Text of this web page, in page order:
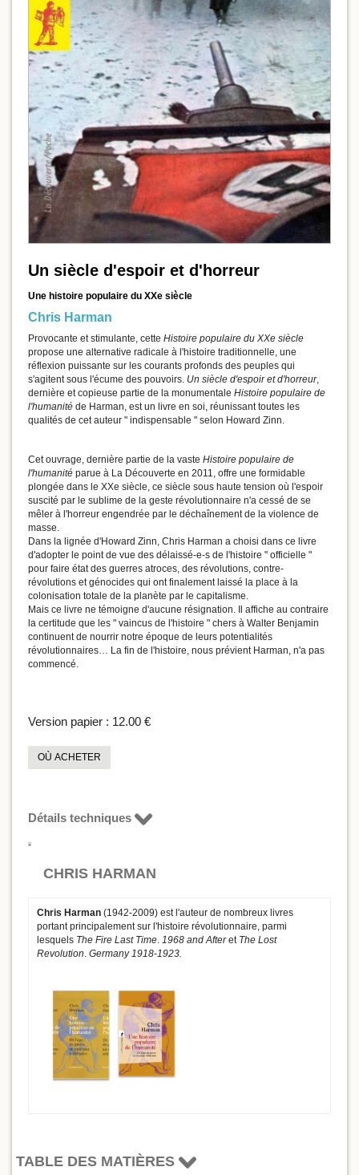
Un siècle d'espoir et d'horreur
Une histoire populaire du XXe siècle
Chris Harman
Provocante et stimulante, cette Histoire populaire du XXe siècle
propose une alternative radicale à l'histoire traditionnelle, une
réflexion puissante sur les courants profonds des peuples qui
s'agitent sous l'écume des pouvoirs. Un siècle d'espoir et d'horreur,
dernière et copieuse partie de la monumentale Histoire populaire de
l'humanité de Harman, est un livre en soi, réunissant toutes les
qualités de cet auteur " indispensable " selon Howard Zinn.
Cet ouvrage, dernière partie de la vaste Histoire populaire de
l'humanité parue à La Découverte en 2011, offre une formidable
plongée dans le XXe siècle, ce siècle sous haute tension où l'espoir
suscité par le sublime de la geste révolutionnaire n'a cessé de se
mêler à l'horreur engendrée par le déchaînement de la violence de
masse.
Dans la lignée d'Howard Zinn, Chris Harman a choisi dans ce livre
d'adopter le point de vue des délaissé-e-s de l'histoire " officielle "
pour faire état des guerres atroces, des révolutions, contre-
révolutions et génocides qui ont finalement laissé la place à la
colonisation totale de la planète par le capitalisme.
Mais ce livre ne témoigne d'aucune résignation. Il affiche au contraire
la certitude que les " vaincus de l'histoire " chers à Walter Benjamin
continuent de nourrir notre époque de leurs potentialités
révolutionnaires… La fin de l'histoire, nous prévient Harman, n'a pas
commencé.
Version papier : 12.00 €
OÙ ACHETER
Détails techniques
CHRIS HARMAN
Chris Harman (1942-2009) est l'auteur de nombreux livres
portant principalement sur l'histoire révolutionnaire, parmi
lesquels The Fire Last Time. 1968 and Afteret The Lost
Revolution. Germany 1918-1923.
TABLE DES MATIÈRES